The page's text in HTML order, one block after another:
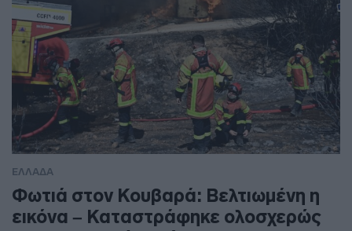
ΕΛΛΑΔΑ
Φωτιά στον Κουβαρά: Βελτιωμένη η
εικόνα – Καταστράφηκε ολοσχερώς